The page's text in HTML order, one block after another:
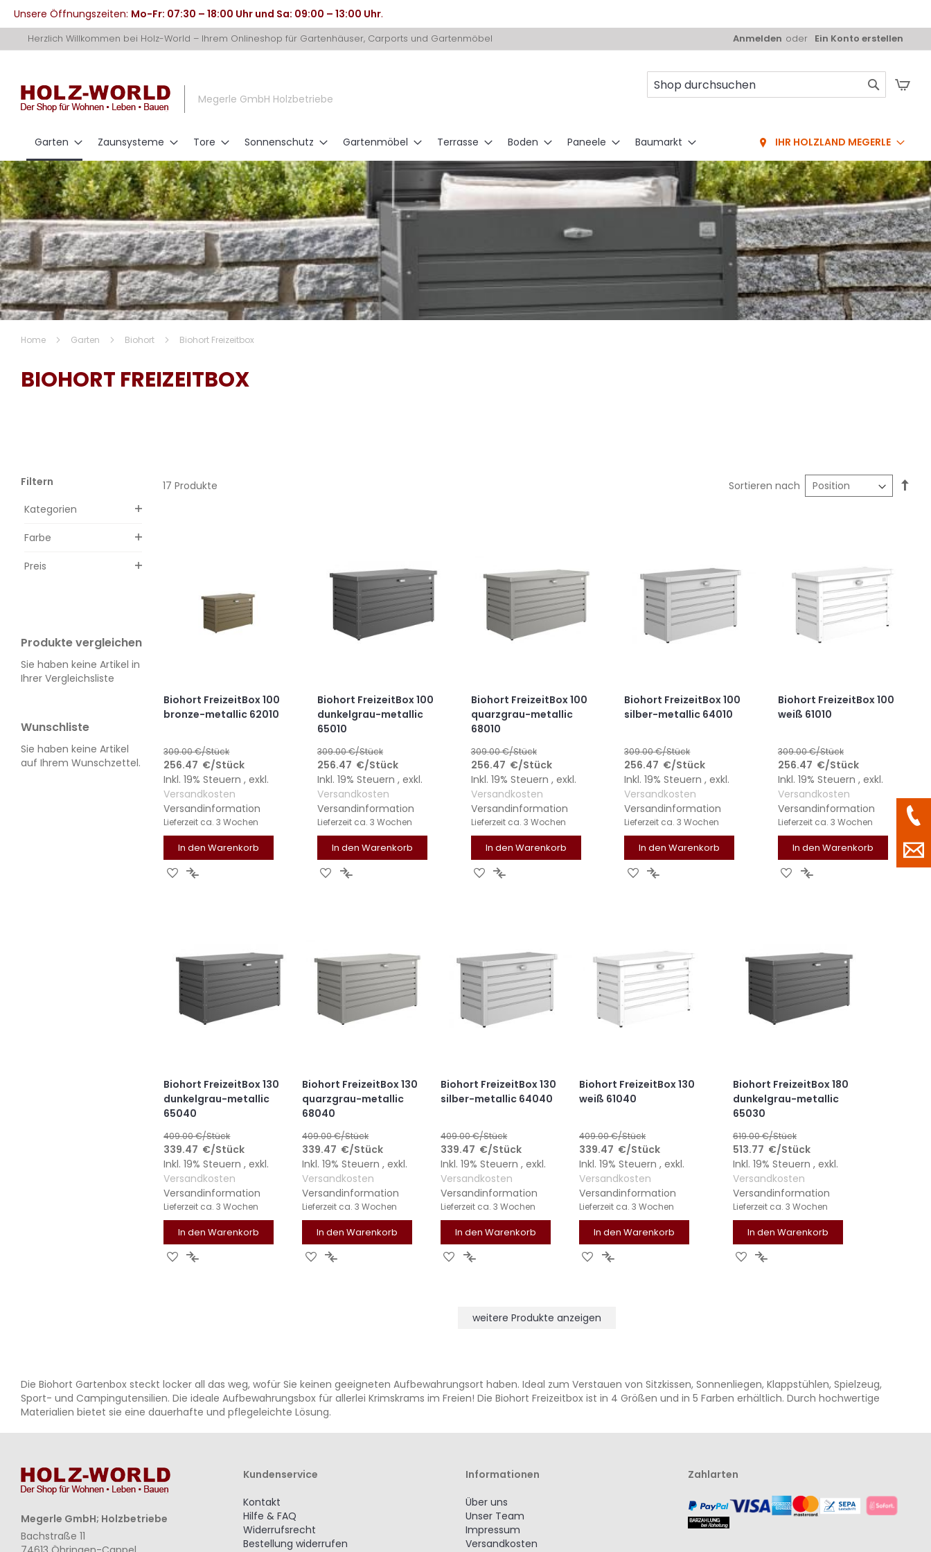
Unsere Öffnungszeiten: Mo-Fr: 07:30 – 18:00 Uhr und Sa: 09:00 – 13:00 Uhr.
zum
Herzlich Willkommen bei Holz-World – Ihrem Onlineshop für Gartenhäuser, Carports und Gartenmöbel Anmelden Ein Konto erstellen
Megerle GmbH Holzbetriebe
Garten Zaunsysteme Tore Sonnenschutz Gartenmöbel Terrasse Boden Paneele Baumarkt IHR HOLZLAND MEGERLE
Home Garten Biohort Biohort Freizeitbox
BIOHORT FREIZEITBOX
17 Produkte Sortieren nach
Biohort FreizeitBox 100
bronze-metallic 62010
309.00€/Stück
256.47 €/Stück
Inkl. 19% Steuern,exkl.
Versandkosten
Versandinformation
Lieferzeit ca. 3 Wochen
In den Warenkorb
ZURZUR
Biohort FreizeitBox 100
dunkelgrau-metallic
65010
309.00€/Stück
256.47 €/Stück
Inkl. 19% Steuern,exkl.
Versandkosten
Versandinformation
Lieferzeit ca. 3 Wochen
In den Warenkorb
ZURZUR
Biohort FreizeitBox 100
quarzgrau-metallic
68010
309.00€/Stück
256.47 €/Stück
Inkl. 19% Steuern , exkl.
Versandkosten
Versandinformation
Lieferzeit ca. 3 Wochen
In den Warenkorb
ZURZUR
Biohort FreizeitBox 100
silber-metallic 64010
309.00€/Stück
256.47 €/Stück
Inkl. 19% Steuern,exkl.
Versandkosten
Versandinformation
Lieferzeit ca. 3 Wochen
In den Warenkorb
ZURZUR
Biohort FreizeitBox 100
weiß 61010
309.00€/Stück
256.47 €/Stück
Inkl. 19% Steuern,exkl.
Versandkosten
Versandinformation
Lieferzeit ca. 3 Wochen
In den Warenkorb
ZURZUR
Biohort FreizeitBox 130
dunkelgrau-metallic
65040
409.00€/Stück
339.47 €/Stück
Inkl. 19% Steuern,exkl.
Versandkosten
Versandinformation
Lieferzeit ca. 3 Wochen
In den Warenkorb
ZURZUR
Biohort FreizeitBox 130
quarzgrau-metallic
68040
409.00€/Stück
339.47 €/Stück
Inkl. 19% Steuern,exkl.
Versandkosten
Versandinformation
Lieferzeit ca. 3 Wochen
In den Warenkorb
ZURZUR
Biohort FreizeitBox 130
silber-metallic 64040
409.00€/Stück
339.47 €/Stück
Inkl. 19% Steuern,exkl.
Versandkosten
Versandinformation
Lieferzeit ca. 3 Wochen
In den Warenkorb
ZURZUR
Biohort FreizeitBox 130
weiß 61040
409.00€/Stück
339.47 €/Stück
Inkl. 19% Steuern,exkl.
Versandkosten
Versandinformation
Lieferzeit ca. 3 Wochen
In den Warenkorb
ZURZUR
Biohort FreizeitBox 180
dunkelgrau-metallic
65030
619.00€/Stück
513.77 €/Stück
Inkl. 19% Steuern , exkl.
Versandkosten
Versandinformation
Lieferzeit ca. 3 Wochen
In den Warenkorb
ZURZUR
weitere Produkte anzeigen
Filtern
Kategorien
Farbe
Preis
Produkte vergleichen
Sie haben keine Artikel in
Ihrer Vergleichsliste
Wunschliste
Sie haben keine Artikel
auf Ihrem Wunschzettel.
Die Biohort Gartenbox steckt locker all das weg, wofür Sie keinen geeigneten Aufbewahrungsort haben. Ideal zum Verstauen von Sitzkissen, Sonnenliegen, Klappstühlen, Spielzeug,
Sport- und Campingutensilien. Die ideale Aufbewahrungsbox für allerlei Krimskrams im Freien! Die Biohort Freizeitbox ist in 4 Größen und in 5 Farben erhältlich. Durch hochwertige
Materialien bietet sie eine dauerhafte und pflegeleichte Lösung.
Megerle GmbH; Holzbetriebe
Bachstraße 11
Kundenservice
Kontakt
Hilfe & FAQ
Widerrufsrecht
Bestellung widerrufen
Informationen
Über uns
Unser Team
Impressum
Versandkosten
Zahlarten